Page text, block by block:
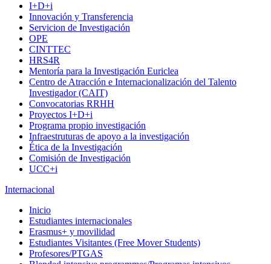
I+D+i
Innovación y Transferencia
Servicion de Investigación
OPE
CINTTEC
HRS4R
Mentoría para la Investigación Euriclea
Centro de Atracción e Internacionalización del Talento
Investigador (CAIT)
Convocatorias RRHH
Proyectos I+D+i
Programa propio investigación
Infraestruturas de apoyo a la investigación
Ética de la Investigación
Comisión de Investigación
UCC+i
Internacional
Inicio
Estudiantes internacionales
Erasmus+ y movilidad
Estudiantes Visitantes (Free Mover Students)
Profesores/PTGAS